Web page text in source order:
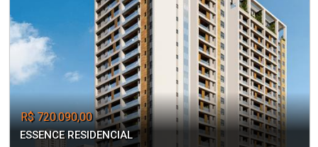
R$ 720.090,00
ESSENCE RESIDENCIAL